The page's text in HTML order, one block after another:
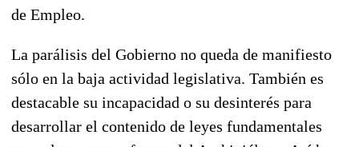
de Empleo.
La parálisis del Gobierno no queda de manifiesto
sólo en la baja actividad legislativa. También es
destacable su incapacidad o su desinterés para
desarrollar el contenido de leyes fundamentales